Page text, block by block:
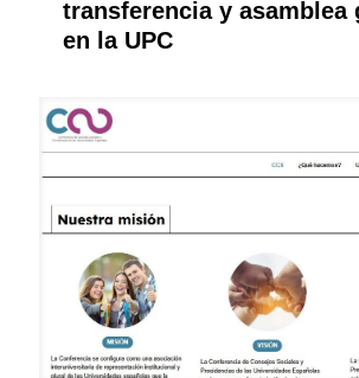
transferencia y asamblea
en la UPC